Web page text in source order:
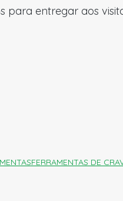
para entregar aos
FERRAMENTAS DE